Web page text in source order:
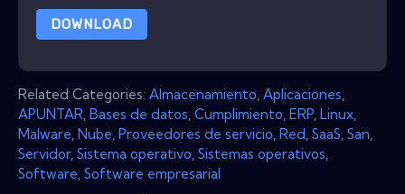
DOWNLOAD
Related Categories: Almacenamiento Aplicaciones
APUNTAR Bases de datos Cumplimiento ERP Linux
Malware Nube Proveedores de servicio Red SaaS San
Servidor, Sistema operativo Sistemas operativos
Software Software empresarial